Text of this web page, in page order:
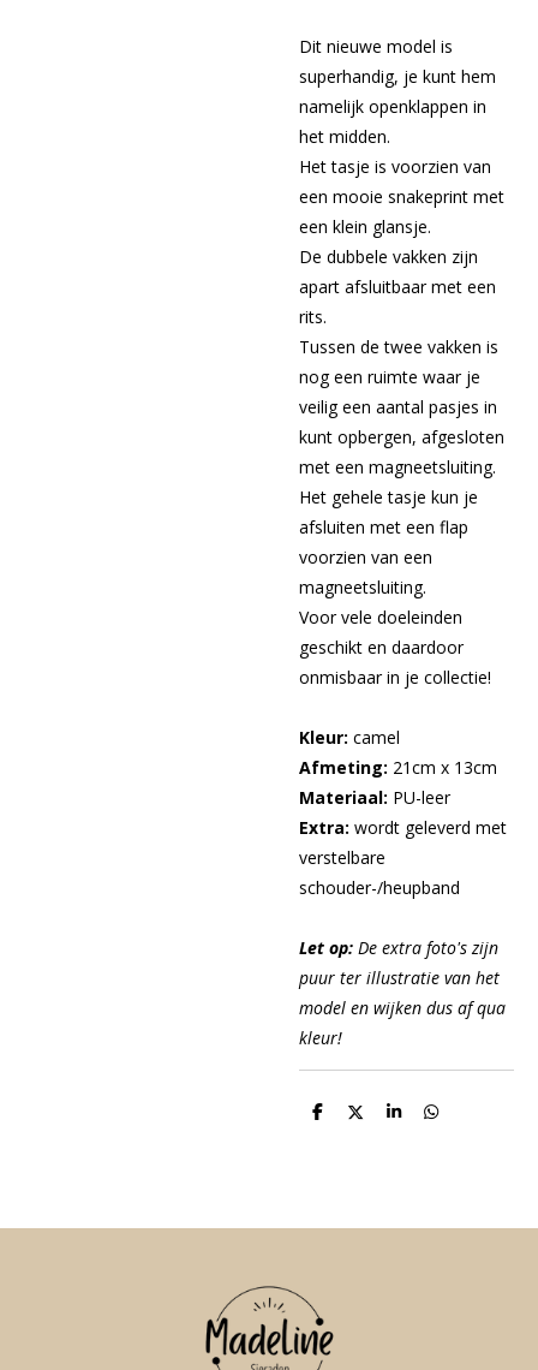
Dit nieuwe model is
superhandig, je kunt hem
namelijk openklappen in
het midden.
Het tasje is voorzien van
een mooie snakeprint met
een klein glansje.
De dubbele vakken zijn
apart afsluitbaar met een
rits.
Tussen de twee vakken is
nog een ruimte waar je
veilig een aantal pasjes in
kunt opbergen, afgesloten
met een magneetsluiting.
Het gehele tasje kun je
afsluiten met een flap
voorzien van een
magneetsluiting.
Voor vele doeleinden
geschikt en daardoor
onmisbaar in je collectie!
Kleur: camel
Afmeting: 21cm x 13cm
Materiaal: PU-leer
Extra: wordt geleverd met
verstelbare
schouder-/heupband
Let op: De extra foto's zijn
puur ter illustratie van het
model en wijken dus af qua
kleur!
D
D
S
D